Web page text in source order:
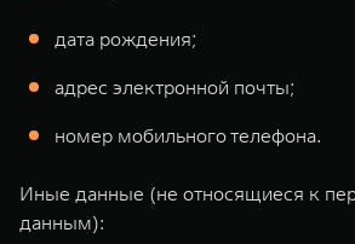
дата рождения;
адрес электронной почты;
номер мобильного телефона.
Иные данные (не относящиеся к
данным):